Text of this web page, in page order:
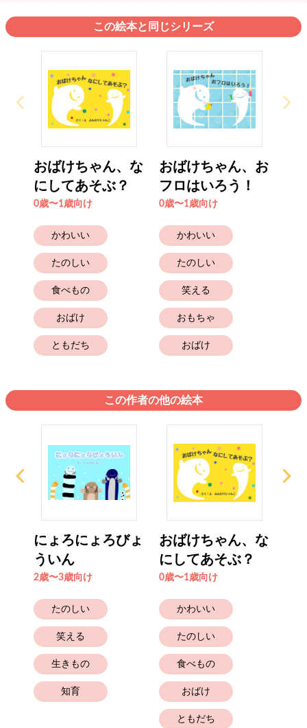
この絵本と同じシリーズ
おばけちゃん、な
にしてあそぶ？
0歳〜1歳向け
かわいい
たのしい
食べもの
おばけ
ともだち
おばけちゃん、お
フロはいろう！
0歳〜1歳向け
かわいい
たのしい
笑える
おもちゃ
おばけ
この作者の他の絵本
にょろにょろびょ
ういん
2歳〜3歳向け
たのしい
笑える
生きもの
知育
おばけちゃん、な
にしてあそぶ？
0歳〜1歳向け
かわいい
たのしい
食べもの
おばけ
ともだち